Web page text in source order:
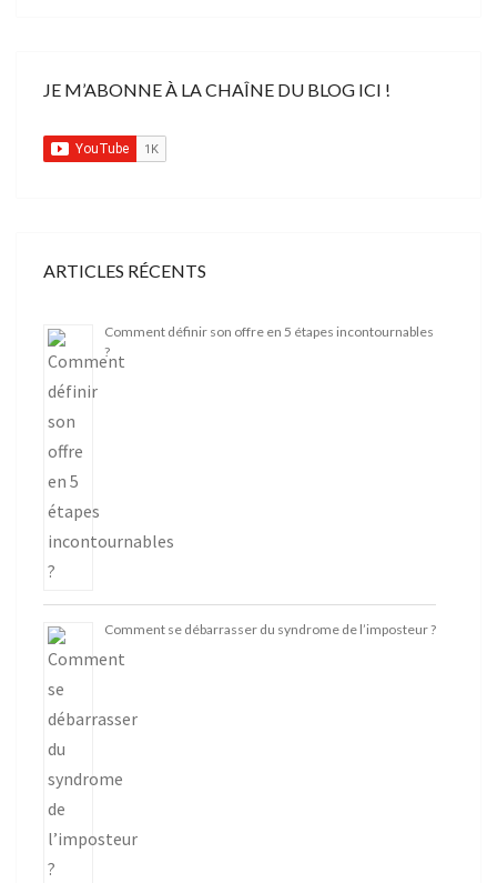
JE M’ABONNE À LA CHAÎNE DU BLOG ICI !
ARTICLES RÉCENTS
Comment définir son offre en 5 étapes incontournables
?
Comment se débarrasser du syndrome de l’imposteur ?